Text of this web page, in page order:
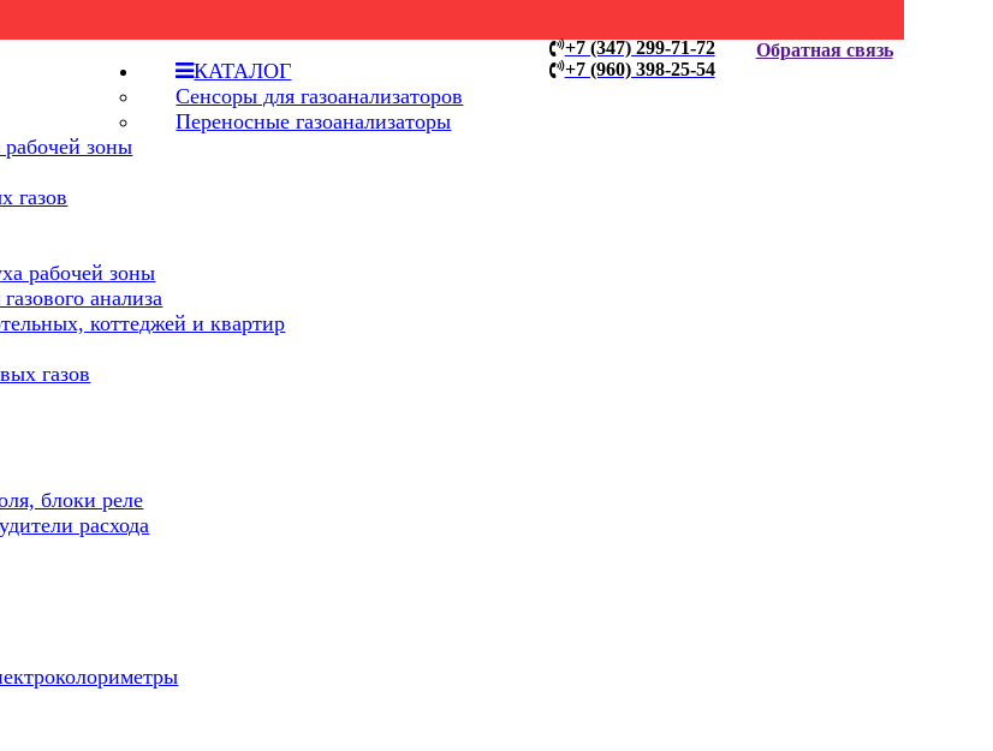
Обратная связь
+7 (347) 299-71-72
+7 (960) 398-25-54
КАТАЛОГ
Сенсоры для газоанализаторов
Переносные газоанализаторы
рабочей зоны
газов
рабочей зоны
анализа
коттеджей и квартир
газов
блоки реле
расхода